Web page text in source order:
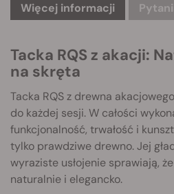
Więcej informacji
Tacka RQS z akacji:
na skręta
Tacka RQS z drewna
do każdej sesji. W całości
funkcjonalność, trwałość i
tylko prawdziwe drewno. Jej
wyraziste usłojenie sprawiają,
naturalnie i elegancko.